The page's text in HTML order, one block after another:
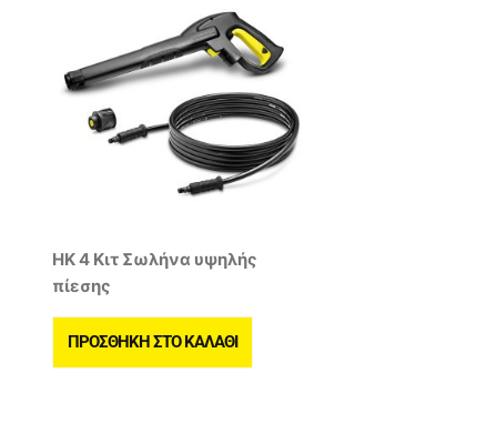
HK 4 Κιτ Σωλήνα υψηλής
πίεσης
ΠΡΟΣΘΉΚΗ ΣΤΟ ΚΑΛΆΘΙ